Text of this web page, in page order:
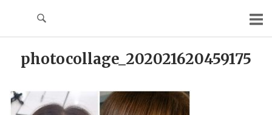
photocollage_202021620459175